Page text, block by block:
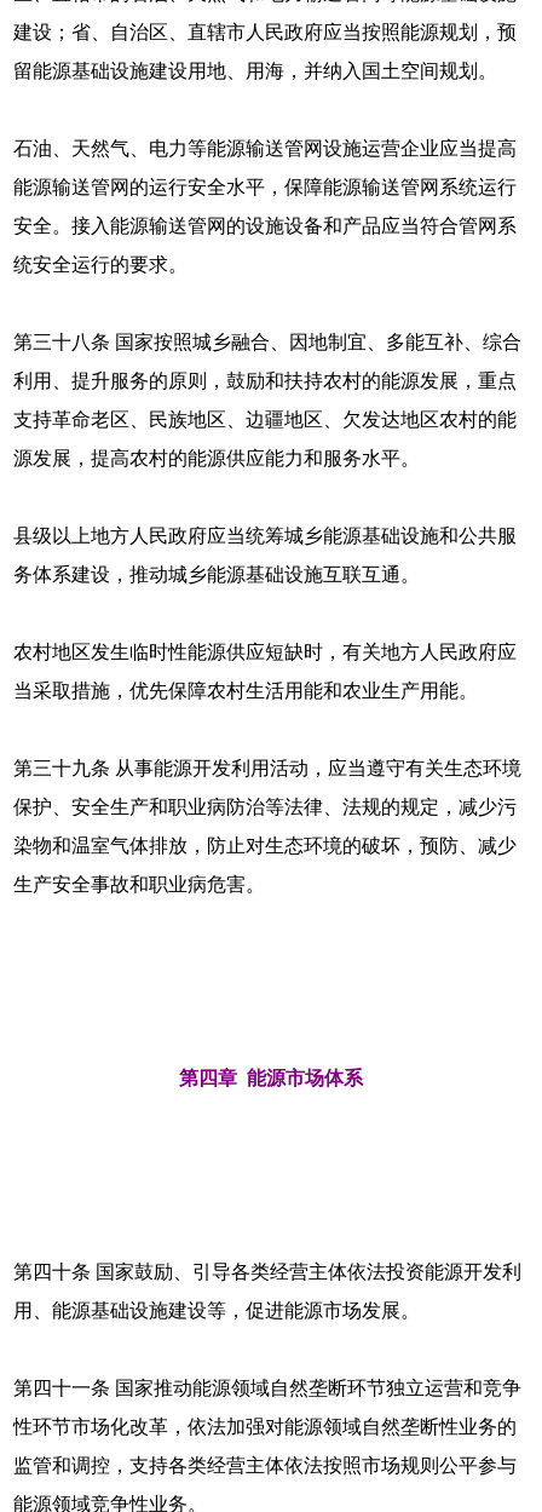
建设；省、自治区、直辖市人民政府应当按照能源规划，预
留能源基础设施建设用地、用海，并纳入国土空间规划。
石油、天然气、电力等能源输送管网设施运营企业应当提高
能源输送管网的运行安全水平，保障能源输送管网系统运行
安全。接入能源输送管网的设施设备和产品应当符合管网系
统安全运行的要求。
第三十八条 国家按照城乡融合、因地制宜、多能互补、综合
利用、提升服务的原则，鼓励和扶持农村的能源发展，重点
支持革命老区、民族地区、边疆地区、欠发达地区农村的能
源发展，提高农村的能源供应能力和服务水平。
县级以上地方人民政府应当统筹城乡能源基础设施和公共服
务体系建设，推动城乡能源基础设施互联互通。
农村地区发生临时性能源供应短缺时，有关地方人民政府应
当采取措施，优先保障农村生活用能和农业生产用能。
第三十九条 从事能源开发利用活动，应当遵守有关生态环境
保护、安全生产和职业病防治等法律、法规的规定，减少污
染物和温室气体排放，防止对生态环境的破坏，预防、减少
生产安全事故和职业病危害。
第四章 能源市场体系
第四十条 国家鼓励、引导各类经营主体依法投资能源开发利
用、能源基础设施建设等，促进能源市场发展。
第四十一条 国家推动能源领域自然垄断环节独立运营和竞争
性环节市场化改革，依法加强对能源领域自然垄断性业务的
监管和调控，支持各类经营主体依法按照市场规则公平参与
能源领域竞争性业务。